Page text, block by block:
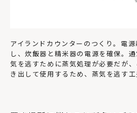
アイランドカウンターのつくり。電
し、炊飯器と精米器の電源を確保。
気を逃すために蒸気処理が必要だが
き出して使用するため、蒸気を逃す